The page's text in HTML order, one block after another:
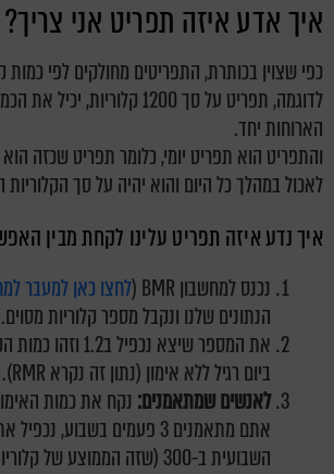
איך אדע איזה תפריט אני צריך?
כפי שצוין בכותרת, התפריטים מחולקים לפי כמות
לדוגמה, תפריט על סך 1200
הארוחות יחד.
והתפריט הוא תפריט יומי, כלומר תפריט שכזה
לאכול במהלך כל היום והוא יהיה על סך הקלוריות
איך נדע איזה תפריט עלינו לקחת מבין
נכנס למחשבון BMR ( לחצו כאן למעבר
הנתונים שלנו ונקבל מספר קלוריות מסוים.
את המספר שיצא
ביום רגיל ללא אימון (נתון זה נקרא RMR).
לאנשים שמתאמנים: נקח את כמות
אתם מתאמנים 3 פעמים בשבוע,
השבועית ב-300 (שזה הממוצע